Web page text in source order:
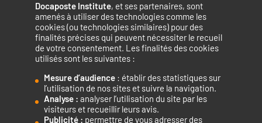
Docaposte Institute, et ses partenaires, sont
amenés à utiliser des technologies comme les
cookies (ou technologies similaires) pour des
finalités précises qui peuvent nécessiter le recueil
de votre consentement. Les finalités des cookies
utilisés sont les suivantes :
Mesure d’audience : établir des statistiques sur
l’utilisation de nos sites et suivre la navigation.
Analyse : analyser l’utilisation du site par les
visiteurs et recueillir leurs avis.
Publicité : permettre de vous adresser des
Accélérateur de compétences numériques.